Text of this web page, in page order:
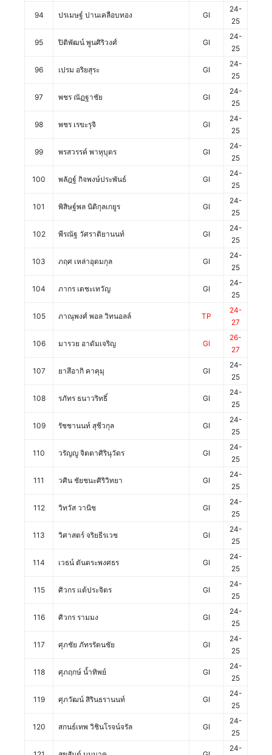
94 ปรเมษฐ์ ปานเคลือบทอง GI
24-
25
95 ปิติพัฒน์ พูนศิริวงศ์ GI
24-
25
96 เปรม อริยสุระ GI
24-
25
97 พชร ณัฏฐาชัย GI
24-
25
98 พชร เรขะรุจิ GI
24-
25
99 พรสวรรค์ พาหุบุตร GI
24-
25
100 พลัฎฐ์ กิจพงษ์ประพันธ์ GI
24-
25
101 พิสิษฐ์พล นิติกุลเกยูร GI
24-
25
102 พีรณัฐ วัศราติยานนท์ GI
24-
25
103 ภฤศ เหล่าอุดมกุล GI
24-
25
104 ภากร เตชะเทวัญ GI
24-
25
105 ภาณุพงศ์ พอล วิทนอลล์ TP
24-
27
106 มารวย อาดัมเจริญ GI
26-
27
107 ยาสึอากิ คาคุมุ GI
24-
25
108 รภัทร ธนาวริทธิ์ GI
24-
25
109 รัชชานนท์ สุชีวกุล GI
24-
25
110 วรัญญู จิตตาศิรินุวัตร GI
24-
25
111 วศิน ชัยชนะศิริวิทยา GI
24-
25
112 วิทวัส วานิช GI
24-
25
113 วิศาสตร์ จริยธีรเวช GI
24-
25
114 เวธน์ ตันตระพงศธร GI
24-
25
115 ศิวกร แต้ประจิตร GI
24-
25
116 ศิวกร รามมง GI
24-
25
117 ศุภชัย ภัทรรัตนชัย GI
24-
25
118 ศุภฤกษ์ น้ำทิพย์ GI
24-
25
119 ศุภวัฒน์ สิรินธรานนท์ GI
24-
25
120 สกนธ์เทพ วิชินโรจน์จรัล GI
24-
25
24-